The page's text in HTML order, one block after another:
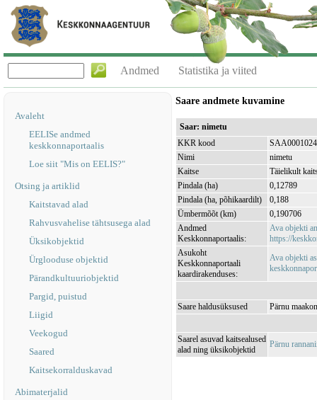
Andmed Statistika ja viited
Avaleht
EELISe andmed
keskkonnaportaalis
Loe siit "Mis on EELIS?"
Otsing ja artiklid
Kaitstavad alad
Rahvusvahelise tähtsusega alad
Üksikobjektid
Ürglooduse objektid
Pärandkultuuriobjektid
Pargid, puistud
Liigid
Veekogud
Saared
Kaitsekorralduskavad
Abimaterjalid
Saare andmete kuvamine
Saar: nimetu
KKR kood
SAA0001024
Nimi
nimetu
Kaitse
Täielikult
Pindala (ha)
0,12789
Pindala (ha, põhikaardilt)
0,188
Ümbermõõt (km)
0,190706
Andmed
Keskkonnaportaalis:
Ava objekti
https://
Asukoht
Keskkonnaportaali
kaardirakenduses:
Ava objekti
Saare haldusüksused Pärnu
Saarel asuvad kaitsealused
alad ning üksikobjektid
Pärnu